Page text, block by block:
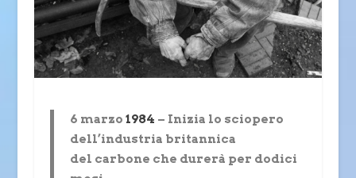
6 marzo 1984 – Inizia lo sciopero
dell’industria britannica
del carbone che durerà per dodici